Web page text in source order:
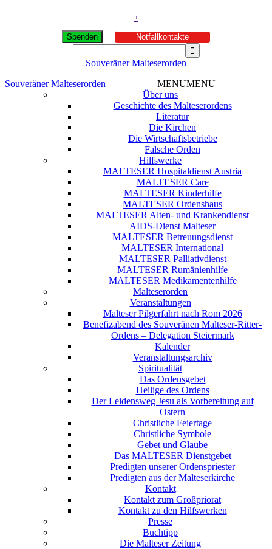
+
Spenden Notfallkontakte
Souveräner Malteserorden
Souveräner Malteserorden
MENUMENU
Über uns
Geschichte des Malteserordens
Literatur
Die Kirchen
Die Wirtschaftsbetriebe
Falsche Orden
Hilfswerke
MALTESER Hospitaldienst Austria
MALTESER Care
MALTESER Kinderhilfe
MALTESER Ordenshaus
MALTESER Alten- und Krankendienst
AIDS-Dienst Malteser
MALTESER Betreuungsdienst
MALTESER International
MALTESER Palliativdienst
MALTESER Rumänienhilfe
MALTESER Medikamentenhilfe
Malteserorden
Veranstaltungen
Malteser Pilgerfahrt nach Rom 2026
Benefizabend des Souveränen Malteser-Ritter-
Ordens – Delegation Steiermark
Kalender
Veranstaltungsarchiv
Spiritualität
Das Ordensgebet
Heilige des Ordens
Der Leidensweg Jesu als Vorbereitung auf
Ostern
Christliche Feiertage
Christliche Symbole
Gebet und Glaube
Das MALTESER Dienstgebet
Predigten unserer Ordenspriester
Predigten aus der Malteserkirche
Kontakt
Kontakt zum Großpriorat
Kontakt zu den Hilfswerken
Presse
Buchtipp
Die Malteser Zeitung